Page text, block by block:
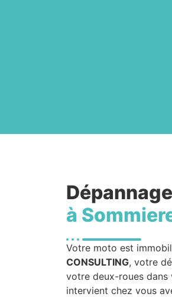
à
Votre moto est
CONSULTING, votre
votre deux-roues dans
intervient chez vous